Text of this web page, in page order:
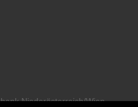
Niederösterreich/Wien